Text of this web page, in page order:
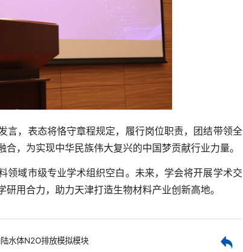
言，表态将恪守章程规定，履行岗位职责，团结带领全
，为实现中华民族伟大复兴的中国梦贡献行业力量。
领域市级专业学术组织空白。未来，学会将开展学术交
用合力，助力天津打造生物材料产业创新高地。
水体N2O排放模拟模块